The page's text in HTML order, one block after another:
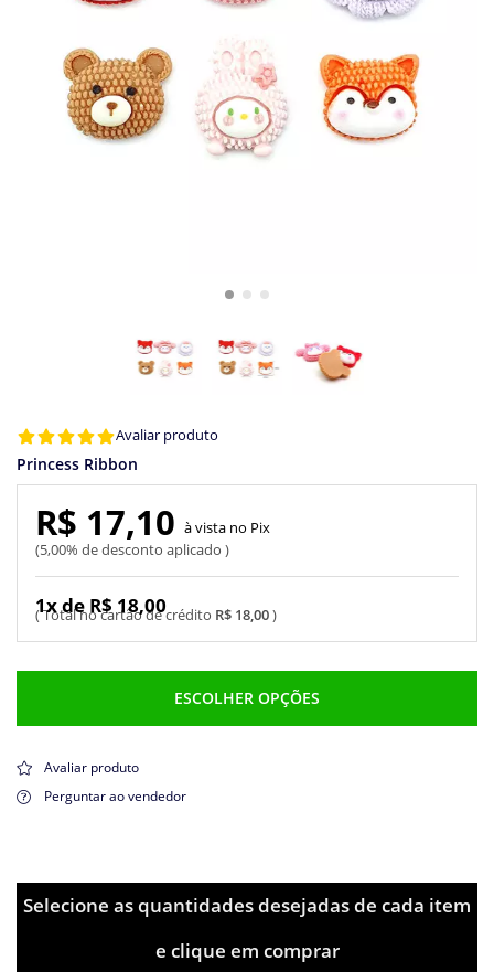
Avaliar produto
Princess Ribbon
R$ 18,00
1x de R$ 18,00
R$ 17,10
5,00% de desconto aplicado
Pix
ESCOLHER OPÇÕES
Avaliar produto
Perguntar ao vendedor
Selecione as quantidades desejadas de cada item
e clique em comprar